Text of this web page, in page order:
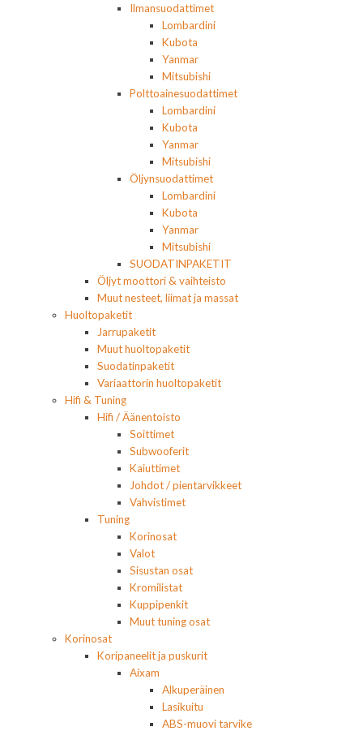
Ilmansuodattimet
Lombardini
Kubota
Yanmar
Mitsubishi
Polttoainesuodattimet
Lombardini
Kubota
Yanmar
Mitsubishi
Öljynsuodattimet
Lombardini
Kubota
Yanmar
Mitsubishi
SUODATINPAKETIT
Öljyt moottori & vaihteisto
Muut nesteet, liimat ja massat
Huoltopaketit
Jarrupaketit
Muut huoltopaketit
Suodatinpaketit
Variaattorin huoltopaketit
Hifi & Tuning
Hifi / Äänentoisto
Soittimet
Subwooferit
Kaiuttimet
Johdot / pientarvikkeet
Vahvistimet
Tuning
Korinosat
Valot
Sisustan osat
Kromilistat
Kuppipenkit
Muut tuning osat
Korinosat
Koripaneelit ja puskurit
Aixam
Alkuperäinen
Lasikuitu
ABS-muovi tarvike